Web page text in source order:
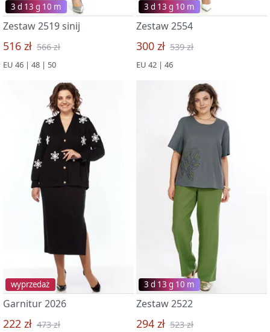
3 d 13 g 09 m
Zestaw 2519 sinij
516 zł 566 zł
EU 46 | 48 | 50
3 d 13 g 09 m
Zestaw 2554
300 zł 539 zł
EU 42 | 46
wyprzedaż
Garnitur 2026
222 zł 473 zł
3 d 13 g 09 m
Zestaw 2522
294 zł 523 zł